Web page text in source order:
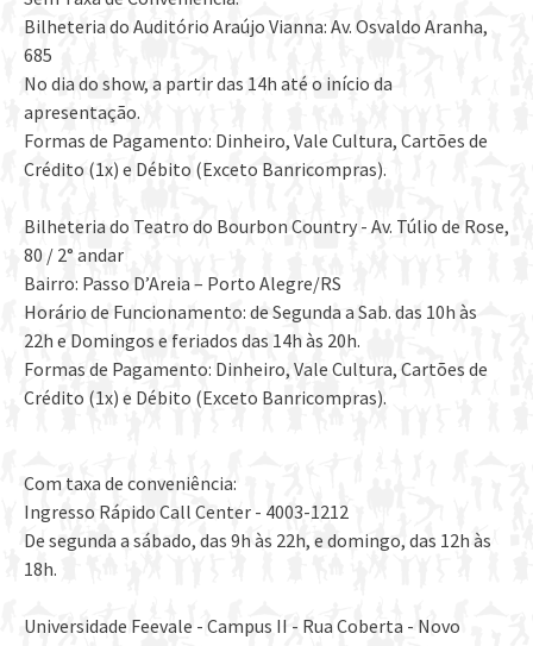
Bilheteria do Auditório Araújo Vianna: Av. Osvaldo Aranha,
685
No dia do show, a partir das 14h até o início da
apresentação.
Formas de Pagamento: Dinheiro, Vale Cultura, Cartões de
Crédito (1x) e Débito (Exceto Banricompras).
Bilheteria do Teatro do Bourbon Country - Av. Túlio de Rose,
80 / 2° andar
Bairro: Passo D’Areia – Porto Alegre/RS
Horário de Funcionamento: de Segunda a Sab. das 10h às
22h e Domingos e feriados das 14h às 20h.
Formas de Pagamento: Dinheiro, Vale Cultura, Cartões de
Crédito (1x) e Débito (Exceto Banricompras).
Com taxa de conveniência:
Ingresso Rápido Call Center - 4003-1212
De segunda a sábado, das 9h às 22h, e domingo, das 12h às
18h.
Universidade Feevale - Campus II - Rua Coberta - Novo